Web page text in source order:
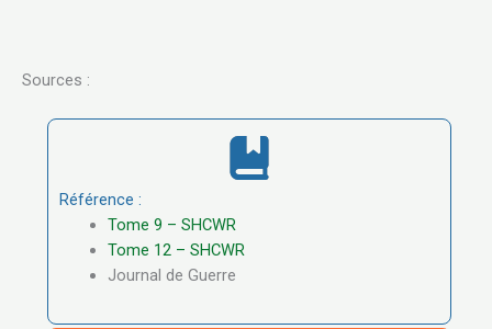
Sources :
Référence :
Tome 9 – SHCWR
Tome 12 – SHCWR
Journal de Guerre